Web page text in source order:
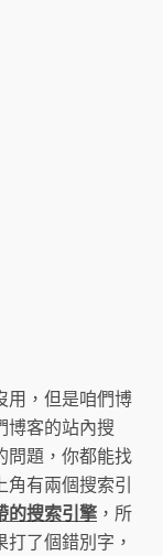
用，但是咱們博
博客的站內搜
問題，你都能找
角有兩個搜索引
的搜索引擎 ，所
了個錯別字，